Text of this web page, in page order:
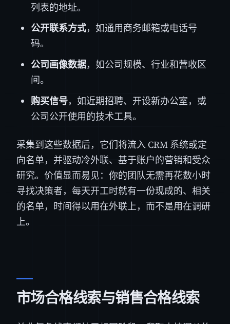
列表的地址。
公开联系方式，如通用商务邮箱或电话号
码。
公司画像数据，如公司规模、行业和营收区
间。
购买信号，如近期招聘、开设新办公室，或
公司公开使用的技术工具。
采集到这些数据后，它们将流入 CRM 系统或定
向名单，并驱动冷外联、基于账户的营销和受众
研究。价值显而易见：你的团队无需再花数小时
寻找决策者，每天开工时就有一份现成的、相关
的名单，时间得以用在外联上，而不是用在调研
上。
市场合格线索与销售合格线索